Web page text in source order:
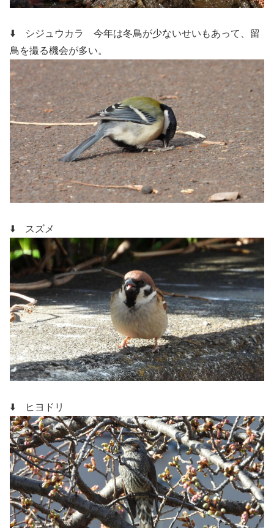
⬇️ シジュウカラ
今年は冬鳥が少ないせいもあって、留
鳥を撮る機会が多い。
⬇️ スズメ
⬇️ ヒヨドリ